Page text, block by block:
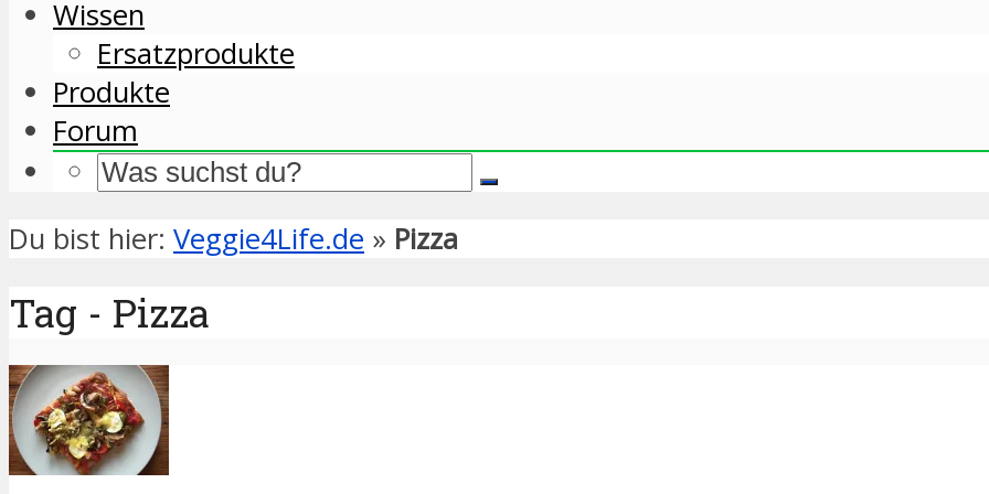
Wissen
Ersatzprodukte
Produkte
Forum
Du bist hier: Veggie4Life.de » Pizza
Tag - Pizza